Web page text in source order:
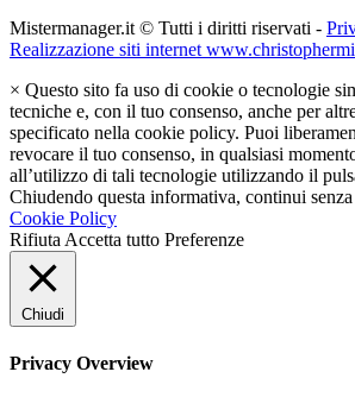
Mistermanager.it © Tutti i diritti riservati -
Realizzazione siti internet
× Questo sito fa uso di cookie o tecnologie
tecniche e, con il tuo consenso, anche per
specificato nella cookie policy. Puoi
revocare il tuo consenso, in qualsiasi
all’utilizzo di tali tecnologie utilizzando il
Chiudendo questa informativa, continui senza
Cookie Policy
Rifiuta Accetta tutto Preferenze
Chiudi
Privacy Overview